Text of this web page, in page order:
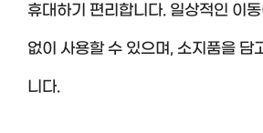
휴대하기 편리합니다. 일상적인 이
없이 사용할 수 있으며, 소지품을 담
니다.